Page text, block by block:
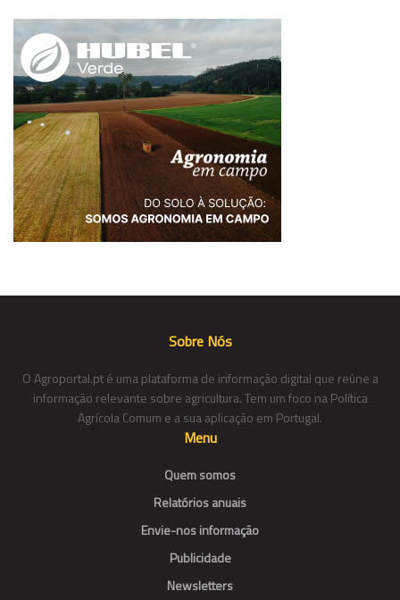
Sobre Nós
O Agroportal.pt é uma plataforma de informação digital que reúne a
informação relevante sobre agricultura. Tem um foco na Política
Agrícola Comum e a sua aplicação em Portugal.
Menu
Quem somos
Relatórios anuais
Envie-nos informação
Publicidade
Newsletters